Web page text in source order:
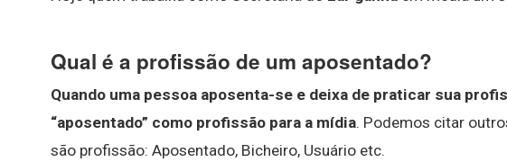
Qual é a profissão de um aposentado?
Quando uma pessoa aposenta-se e deixa de praticar sua
“aposentado” como profissão para a mídia. Podemos citar
são profissão: Aposentado, Bicheiro, Usuário etc.